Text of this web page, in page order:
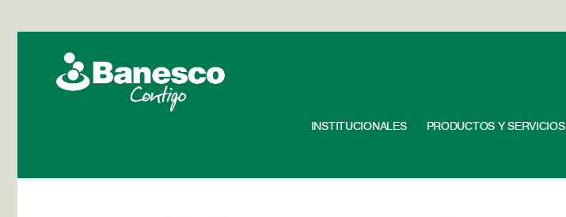
INSTITUCIONALES PRODUCTOS Y SERVICIOS